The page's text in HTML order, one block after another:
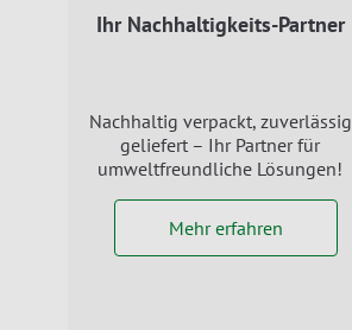
Ihr Nachhaltigkeits-Partner
Nachhaltig verpackt, zuverlässig
geliefert – Ihr Partner für
umweltfreundliche Lösungen!
Mehr erfahren